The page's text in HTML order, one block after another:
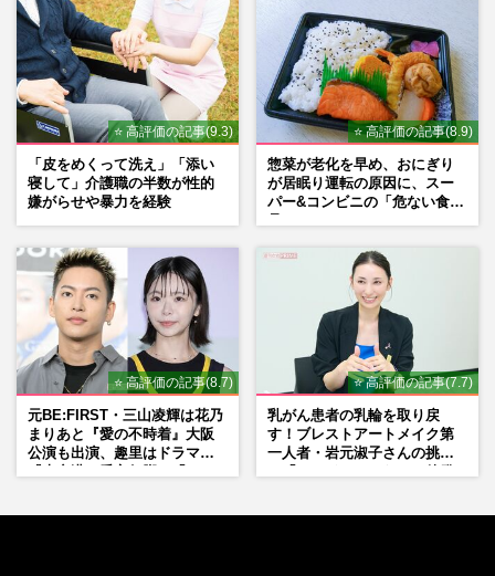
⭐ 高評価の記事(9.3)
「皮をめくって洗え」「添い
寝して」介護職の半数が性的
嫌がらせや暴力を経験
⭐ 高評価の記事(8.9)
惣菜が老化を早め、おにぎり
が居眠り運転の原因に、スー
パー&コンビニの「危ない食
⭐ 高評価の記事(8.7)
元BE:FIRST・三山凌輝は花乃
まりあと『愛の不時着』大阪
公演も出演、趣里はドラマ
⭐ 高評価の記事(7.7)
乳がん患者の乳輪を取り戻
す！ブレストアートメイク第
一人者・岩元淑子さんの挑戦